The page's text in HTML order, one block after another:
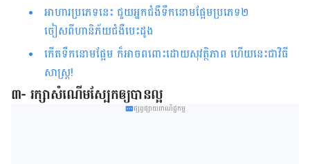
អាហារប្រភេទនេះ ជួយអ្នកជំងឺទឹកនោមផ្អែមប្រភេទ២
ចៀសពីហានិភ័យជំងឺបេះដូង
កើត​ទឹកនោមផ្អែម ក៏អាច​ពពោះដោយសុវត្ថិភាព ហើយ​នេះ​ជា​វិធី
សាស្ត្រ!
៣- រក្សាសំណើមស្បែកឲ្យបានល្អ
ផ្សព្វផ្សាយពាណិជ្ជកម្ម